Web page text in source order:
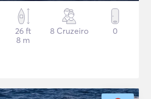
26 ft
8 m
8 Cruzeiro 0